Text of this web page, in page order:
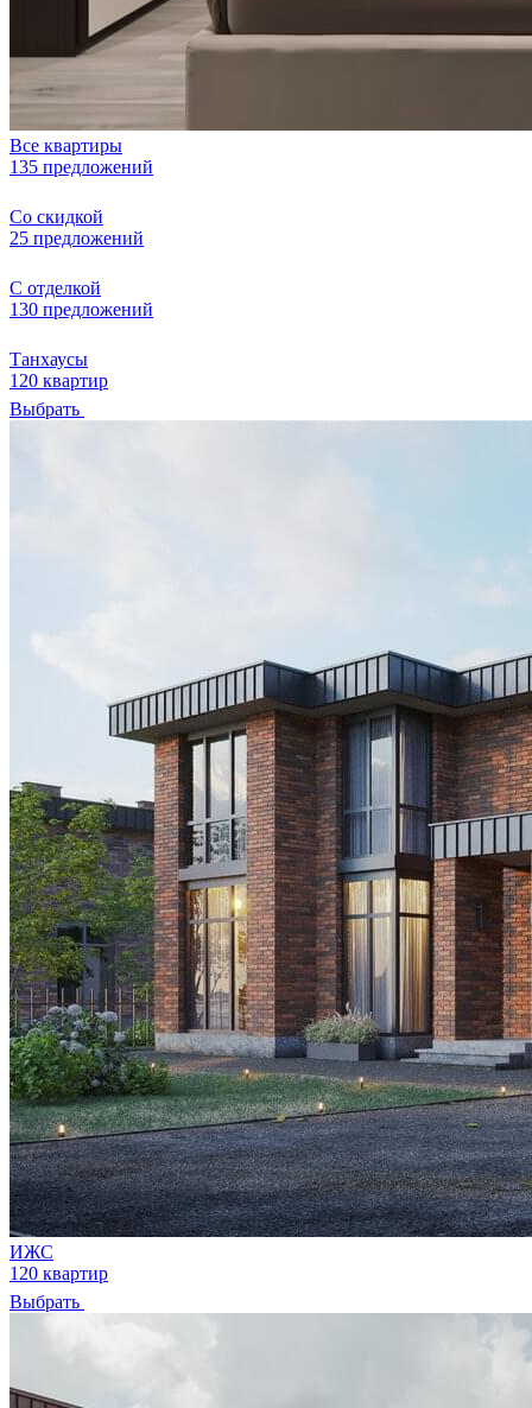
Все квартиры
135 предложений
Со скидкой
25 предложений
С отделкой
130 предложений
Танхаусы
120 квартир
Выбрать
ИЖС
120 квартир
Выбрать